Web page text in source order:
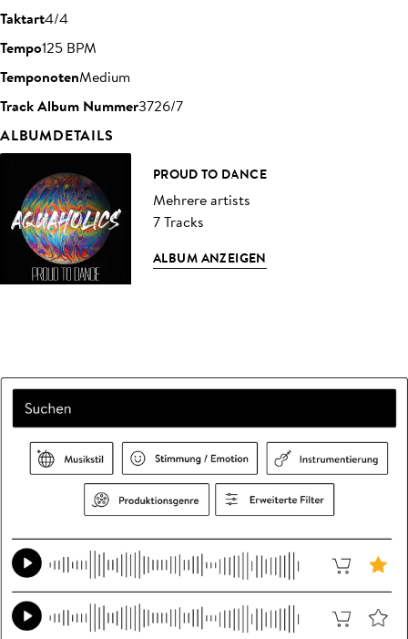
Taktart4/4
Tempo125 BPM
TemponotenMedium
Track Album Nummer3726/7
ALBUMDETAILS
PROUD TO DANCE
Mehrere artists
7 Tracks
ALBUM ANZEIGEN